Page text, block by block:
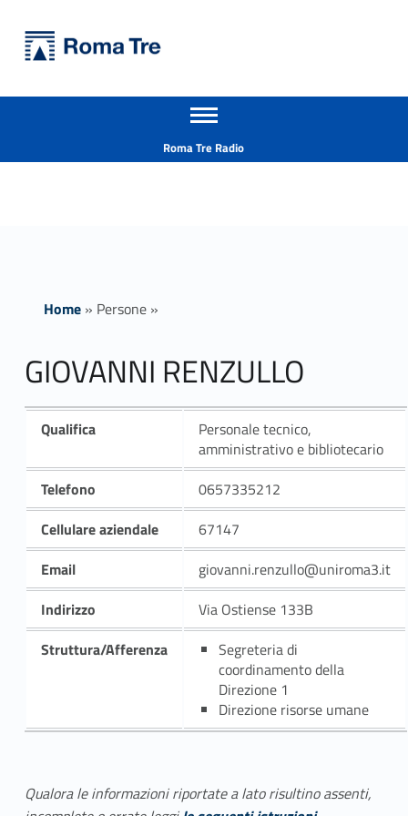
GIOVANNI RENZULLO - Università Roma Tre
Apri il menu secondario
Roma Tre Radio
Home» Persone»
GIOVANNI RENZULLO
Qualifica
Personale tecnico,
amministrativo e bibliotecario
Telefono
0657335212
Cellulare aziendale
67147
Email
giovanni.renzullo@uniroma3.it
Indirizzo
Via Ostiense 133B
Struttura/Afferenza
Segreteria di
coordinamento della
Direzione 1
Direzione risorse umane
Qualora le informazioni riportate a lato risultino assenti,